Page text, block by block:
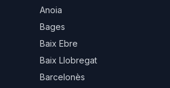
Anoia
Bages
Baix Ebre
Baix Llobregat
Barcelonès